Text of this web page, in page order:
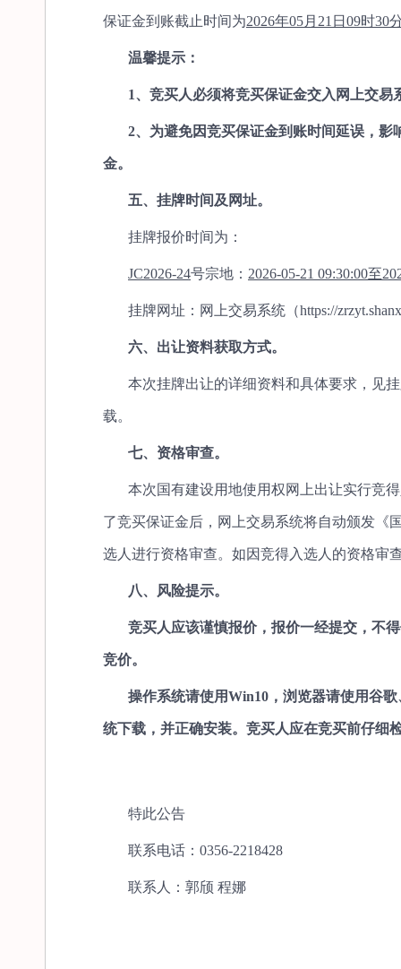
保证金到账截止时间为2026年05月21日09时30
温馨提示：
1、竞买人必须将竞买保证金交入网上交
2、为避免因竞买保证金到账时间延误，
金。
五、挂牌时间及网址。
挂牌报价时间为：
JC2026-24号宗地： 2026-05-21 09:30:00至
挂牌网址：网上交易系统（https://
六、出让资料获取方式。
本次挂牌出让的详细资料和具体要求，见
载。
七、资格审查。
本次国有建设用地使用权网上出让实行竞
了竞买保证金后，网上交易系统将自动颁发《
选人进行资格审查。如因竞得入选人的资格审
八、风险提示。
竞买人应该谨慎报价，报价一经提交，不
竞价。
操作系统请使用Win10，浏览器请使用谷
统下载，并正确安装。竞买人应在竞买前仔细
特此公告
联系电话：0356-2218428
联系人：郭颀 程娜